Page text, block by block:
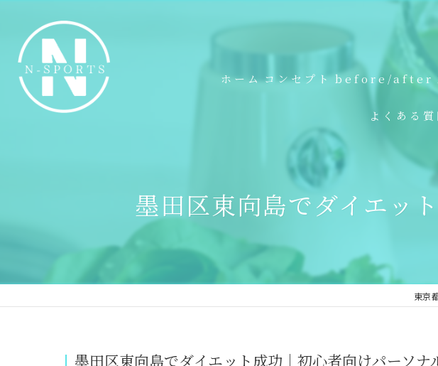
ホーム コンセプト before/after
よくある質
墨田区東向島でダイエッ
東京
墨田区東向島でダイエット成功｜初心者向けパーソナ